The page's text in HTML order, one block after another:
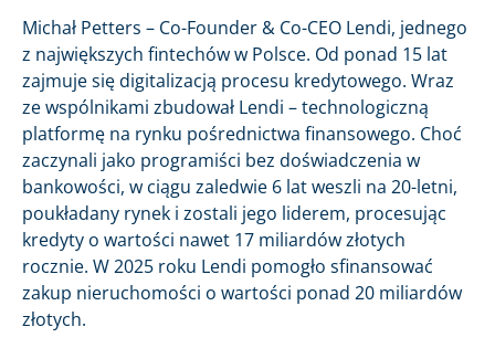
Michał Petters – Co-Founder & Co-CEO Lendi, jednego
z największych fintechów w Polsce. Od ponad 15 lat
zajmuje się digitalizacją procesu kredytowego. Wraz
ze wspólnikami zbudował Lendi – technologiczną
platformę na rynku pośrednictwa finansowego. Choć
zaczynali jako programiści bez doświadczenia w
bankowości, w ciągu zaledwie 6 lat weszli na 20-letni,
poukładany rynek i zostali jego liderem, procesując
kredyty o wartości nawet 17 miliardów złotych
rocznie. W 2025 roku Lendi pomogło sfinansować
zakup nieruchomości o wartości ponad 20 miliardów
złotych.